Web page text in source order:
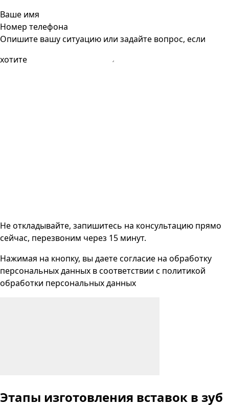
Ваше имя
Номер телефона
Опишите вашу ситуацию или задайте вопрос, если
хотите
Не откладывайте, запишитесь на консультацию прямо
сейчас, перезвоним через 15 минут.
Нажимая на кнопку, вы даете согласие на обработку
персональных данных в соответствии с политикой
обработки персональных данных
Этапы изготовления вставок в зуб